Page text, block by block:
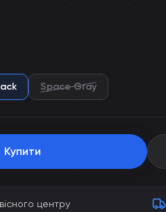
Space Gray
Купити
центру